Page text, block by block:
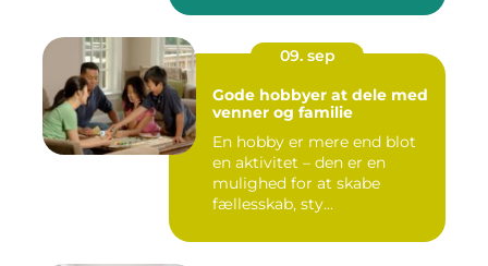
09. sep
Gode hobbyer at dele med
venner og familie
En hobby er mere end blot
en aktivitet – den er en
mulighed for at skabe
fællesskab, sty...